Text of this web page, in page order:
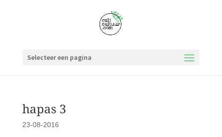
Selecteer een pagina
hapas 3
23-08-2016